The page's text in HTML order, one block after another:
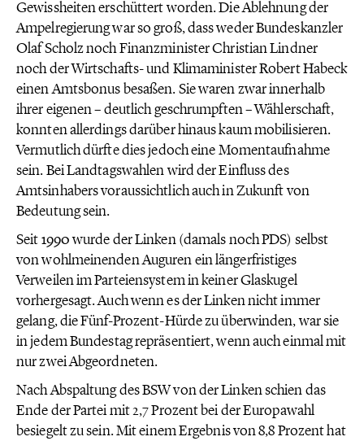
Gewissheiten erschüttert worden. Die Ablehnung der
Ampelregierung war so groß, dass weder Bundeskanzler
Olaf Scholz noch Finanzminister Christian Lindner
noch der Wirtschafts- und Klimaminister Robert Habeck
einen Amtsbonus besaßen. Sie waren zwar innerhalb
ihrer eigenen – deutlich geschrumpften – Wählerschaft,
konnten allerdings darüber hinaus kaum mobilisieren.
Vermutlich dürfte dies jedoch eine Momentaufnahme
sein. Bei Landtagswahlen wird der Einfluss des
Amtsinhabers voraussichtlich auch in Zukunft von
Bedeutung sein.
Seit 1990 wurde der Linken (damals noch PDS) selbst
von wohlmeinenden Auguren ein längerfristiges
Verweilen im Parteiensystem in keiner Glaskugel
vorhergesagt. Auch wenn es der Linken nicht immer
gelang, die Fünf-Prozent-Hürde zu überwinden, war sie
in jedem Bundestag repräsentiert, wenn auch einmal mit
nur zwei Abgeordneten.
Nach Abspaltung des BSW von der Linken schien das
Ende der Partei mit 2,7 Prozent bei der Europawahl
besiegelt zu sein. Mit einem Ergebnis von 8,8 Prozent hat